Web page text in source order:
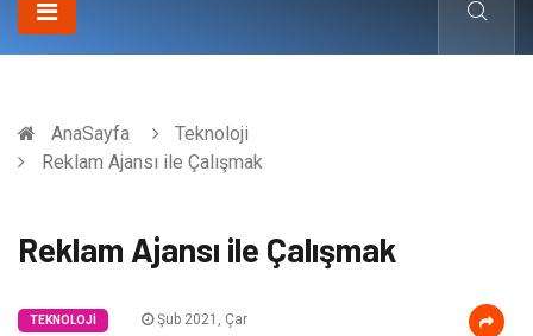
AnaSayfa
Teknoloji
Reklam Ajansı ile Çalışmak
Reklam Ajansı ile Çalışmak
TEKNOLOJI Şub 2021, Çar